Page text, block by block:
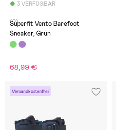
3 VERFÜGBAR
(0)
Superfit Vento Barefoot
Sneaker, Grün
68,99 €
Versandkostenfrei